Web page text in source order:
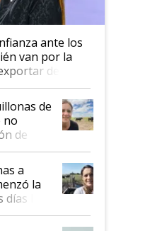
ante los
van por la
dejó de
"Tenemos un
gobierno
de
no
de
a
la
le